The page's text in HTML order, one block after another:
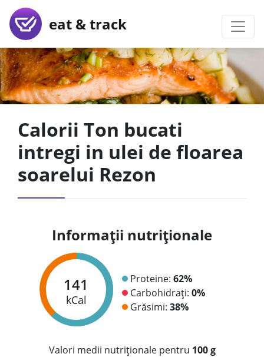
eat & track
Calorii Ton bucati
intregi in ulei de floarea
soarelui Rezon
Informații nutriționale
141
kCal
Proteine: 62%
Carbohidrați: 0%
Grăsimi: 38%
Valori medii nutriționale pentru 100 g